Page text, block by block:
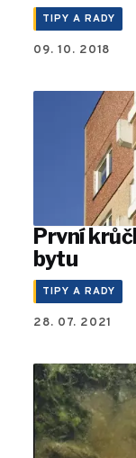
TIPY A RADY
09. 10. 2018
První
bytu
TIPY A RADY
28. 07. 2021